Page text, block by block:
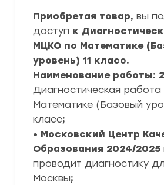
Приобретая товар, вы
доступ к
МЦКО по Математике
уровень) 11 класс.
Наименование работы:
Диагностическая
Математике (Базовый
класс;
• Московский Центр
Образования 2024/2025
проводит диагностику
Москвы;